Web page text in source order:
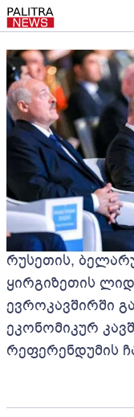
რუსეთის,
ყირგიზეთის
ევროკავშირში
ეკონომიკურ
რეფერენდუმის